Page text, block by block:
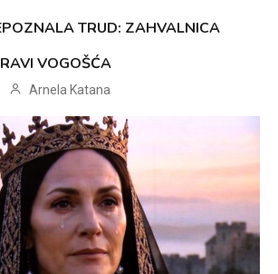
TRUD: ZAHVALNICA
VOGOŠĆA
Arnela Katana